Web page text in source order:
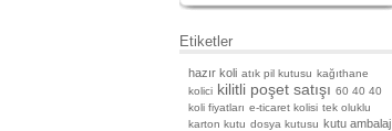
Etiketler
hazır koli atık pil kutusu kağıthane
kolici kilitli poşet satışı 60 40 40
koli fiyatları e-ticaret kolisi tek oluklu
karton kutu dosya kutusu kutu ambalaj